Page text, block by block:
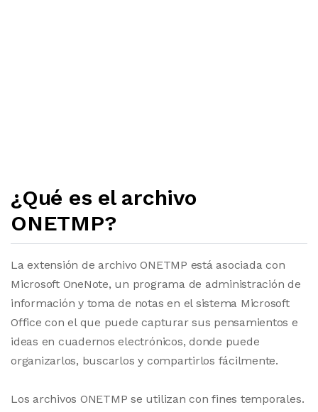
¿Qué es el archivo
ONETMP?
La extensión de archivo ONETMP está asociada con
Microsoft OneNote, un programa de administración de
información y toma de notas en el sistema Microsoft
Office con el que puede capturar sus pensamientos e
ideas en cuadernos electrónicos, donde puede
organizarlos, buscarlos y compartirlos fácilmente.
Los archivos ONETMP se utilizan con fines temporales.